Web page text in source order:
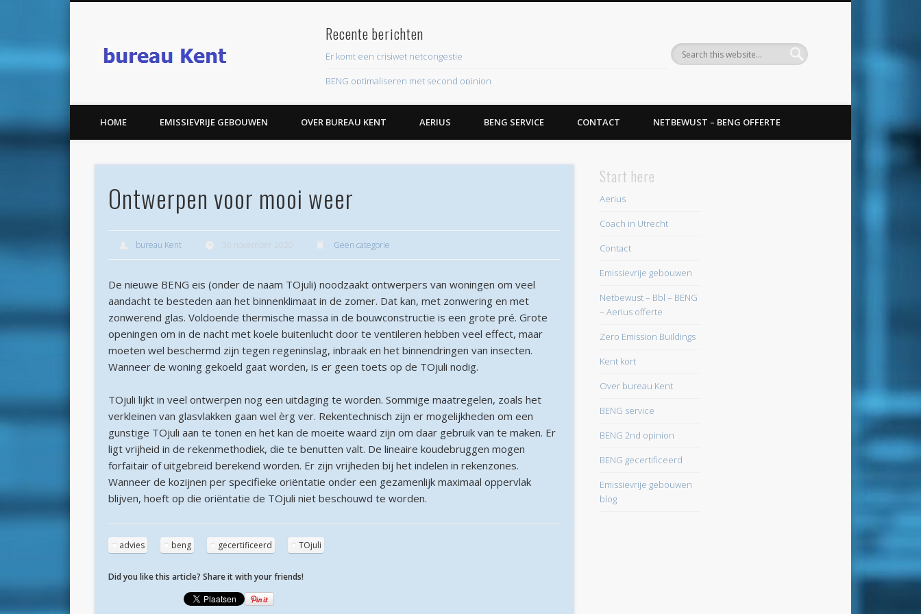
bureau Kent
Recente berichten
Er komt een crisiwet netcongestie
BENG optimaliseren met second opinion
Eis aan piekverbruik elektriciteit nieuwe woningen
Archieven
juni 2026
april 2026
maart 2026
februari 2026
januari 2026
december 2025
oktober 2025
juni 2025
mei 2025
maart 2025
HOME EMISSIEVRIJE GEBOUWEN OVER BUREAU KENT AERIUS BENG SERVICE CONTACT NETBEWUST – BENG OFFERTE
Ontwerpen voor mooi weer
bureau Kent 30 november 2020 Geen categorie
De nieuwe BENG eis (onder de naam TOjuli) noodzaakt ontwerpers van woningen om veel
aandacht te besteden aan het binnenklimaat in de zomer. Dat kan, met zonwering en met
zonwerend glas. Voldoende thermische massa in de bouwconstructie is een grote pré. Grote
openingen om in de nacht met koele buitenlucht door te ventileren hebben veel effect, maar
moeten wel beschermd zijn tegen regeninslag, inbraak en het binnendringen van insecten.
Wanneer de woning gekoeld gaat worden, is er geen toets op de TOjuli nodig.
TOjuli lijkt in veel ontwerpen nog een uitdaging te worden. Sommige maatregelen, zoals het
verkleinen van glasvlakken gaan wel èrg ver. Rekentechnisch zijn er mogelijkheden om een
gunstige TOjuli aan te tonen en het kan de moeite waard zijn om daar gebruik van te maken. Er
ligt vrijheid in de rekenmethodiek, die te benutten valt. De lineaire koudebruggen mogen
forfaitair of uitgebreid berekend worden. Er zijn vrijheden bij het indelen in rekenzones.
Wanneer de kozijnen per specifieke oriëntatie onder een gezamenlijk maximaal oppervlak
blijven, hoeft op die oriëntatie de TOjuli niet beschouwd te worden.
advies beng gecertificeerd TOjuli
Did you like this article? Share it with your friends!
Start here
Aerius
Coach in Utrecht
Contact
Emissievrije gebouwen
Netbewust – Bbl – BENG
– Aerius offerte
Zero Emission Buildings
Kent kort
Over bureau Kent
BENG service
BENG 2nd opinion
BENG gecertificeerd
Emissievrije gebouwen
blog